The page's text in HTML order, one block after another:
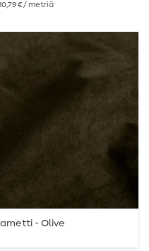
10,79 € / metriä
- Olive